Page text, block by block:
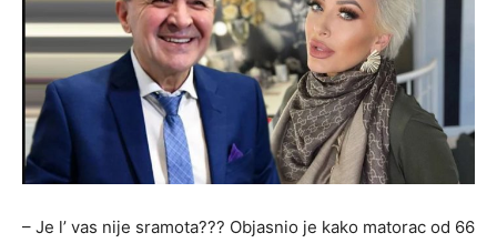
– Je l’ vas nije sramota??? Objasnio je kako matorac od 66